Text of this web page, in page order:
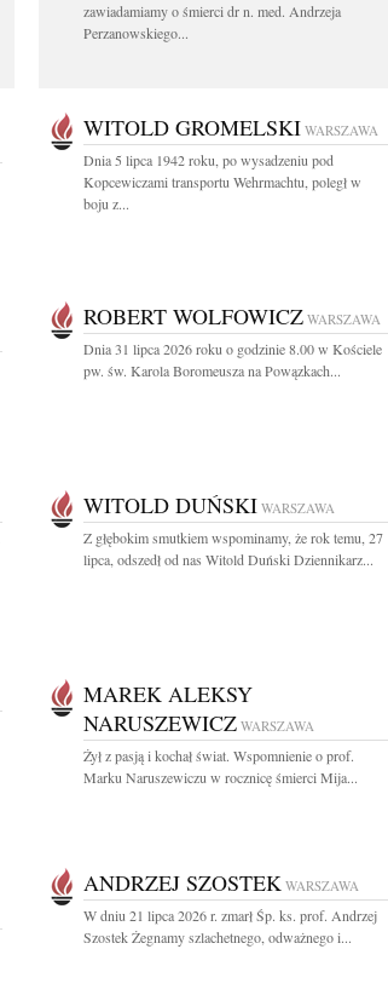
zawiadamiamy o śmierci dr n. med. Andrzeja
Perzanowskiego...
WITOLD GROMELSKI WARSZAWA
Dnia 5 lipca 1942 roku, po wysadzeniu pod
Kopcewiczami transportu Wehrmachtu, poległ w
boju z...
ROBERT WOLFOWICZ WARSZAWA
Dnia 31 lipca 2026 roku o godzinie 8.00 w Kościele
pw. św. Karola Boromeusza na Powązkach...
WITOLD DUŃSKI WARSZAWA
Z głębokim smutkiem wspominamy, że rok temu, 27
lipca, odszedł od nas Witold Duński Dziennikarz...
MAREK ALEKSY
NARUSZEWICZ WARSZAWA
Żył z pasją i kochał świat. Wspomnienie o prof.
Marku Naruszewiczu w rocznicę śmierci Mija...
ANDRZEJ SZOSTEK WARSZAWA
W dniu 21 lipca 2026 r. zmarł Śp. ks. prof. Andrzej
Szostek Żegnamy szlachetnego, odważnego i...